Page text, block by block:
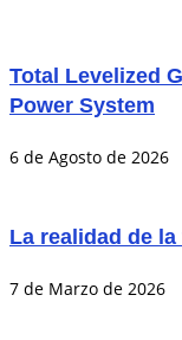
Total Levelized
Power System
6 de Agosto de 2026
La realidad de
7 de Marzo de 2026